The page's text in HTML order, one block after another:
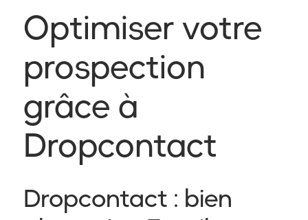
Optimiser votre
prospection
grâce à
Dropcontact
Dropcontact : bien